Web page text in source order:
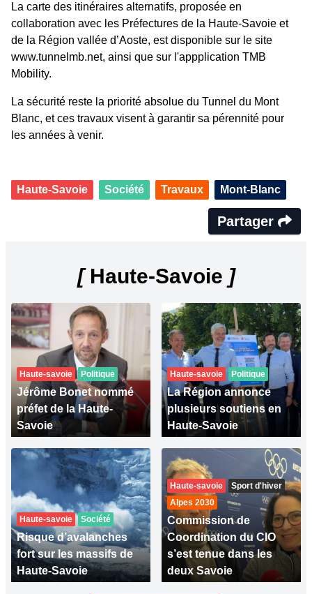
La carte des itinéraires alternatifs, proposée en
collaboration avec les Préfectures de la Haute-Savoie et
de la Région vallée d’Aoste, est disponible sur le site
www.tunnelmb.net, ainsi que sur l'appplication TMB
Mobility.
La sécurité reste la priorité absolue du Tunnel du Mont
Blanc, et ces travaux visent à garantir sa pérennité pour
les années à venir.
Haute-Savoie Société Travaux Mont-Blanc
Partager
[Haute-Savoie ]
Haute-savoie Politique
Jérôme Bonet nommé
préfet de la Haute-
Savoie
Haute-savoie Politique
La Région annonce
plusieurs soutiens en
Haute-Savoie
Haute-savoie Société
Risque d’avalanches
fort sur les massifs de
Haute-Savoie
Haute-savoie
Sport d'hiver
Alpes 2030
Commission de
Coordination du CIO
s’est tenue dans les
deux Savoie